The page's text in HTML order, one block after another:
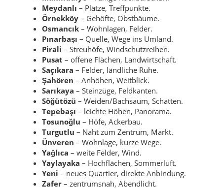
Meydanlı – Plätze, Treffpunkte.
Örnekköy – Gehöfte, Obstbäume.
Osmancık – Wohnlagen, Felder.
Pınarbaşı – Quelle, Wege ins Umland.
Pirali – Streuhöfe, Windschutzreihen.
Pusat – offene Flächen, Landwirtschaft.
Saçıkara – Felder, ländliche Ruhe.
Şahören – Anhöhen, Weitblick.
Sarıkaya – Steinzüge, Feldkanten.
Söğütözü – Weiden/Bachsaum, Schatten.
Tepebaşı – leichte Höhen, Panorama.
Tosunoğlu – Höfe, Ackerbau.
Turgutlu – Naht zum Zentrum, Markt.
Ünveren – Wohnlage, kurze Wege.
Yağlıca – weite Felder, Wind.
Yaylayaka – Hochflächen, Sommerluft.
Yeni – neues Quartier, direkte Anbindung.
Zafer – zentrumsnah, Abendlicht.